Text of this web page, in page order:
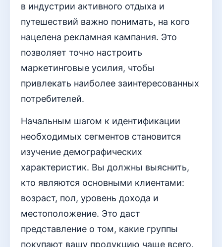
в индустрии активного отдыха и
путешествий важно понимать, на кого
нацелена рекламная кампания. Это
позволяет точно настроить
маркетинговые усилия, чтобы
привлекать наиболее заинтересованных
потребителей.
Начальным шагом к идентификации
необходимых сегментов становится
изучение демографических
характеристик. Вы должны выяснить,
кто являются основными клиентами:
возраст, пол, уровень дохода и
местоположение. Это даст
представление о том, какие группы
покупают вашу продукцию чаще всего.